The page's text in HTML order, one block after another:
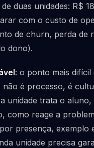
duas unidades: R$
com o custo de
de churn, perda de
dono).
: o ponto mais
não é processo, é
unidade trata o
como reage a
presença, exemplo
unidade precisa